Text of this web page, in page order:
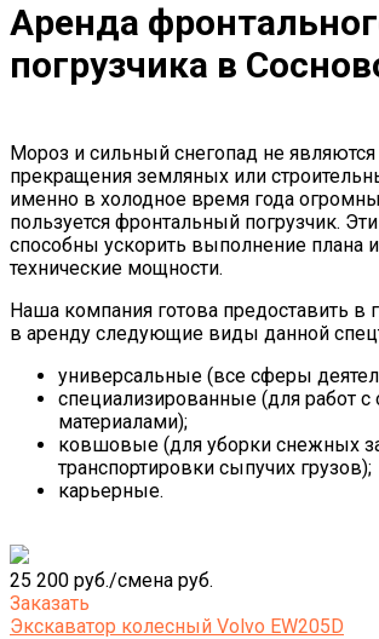
Аренда
погрузчика в
Мороз и сильный снегопад не
прекращения земляных или
именно в холодное время года
пользуется фронтальный погрузчик.
способны ускорить выполнение плана
технические мощности.
Наша компания готова предоставить в
в аренду следующие виды данной
универсальные (все сферы
специализированные (для работ с
материалами);
ковшовые (для уборки снежных
транспортировки сыпучих грузов);
карьерные.
25 200 руб./смена руб.
Заказать
Экскаватор колесный Volvo EW205D